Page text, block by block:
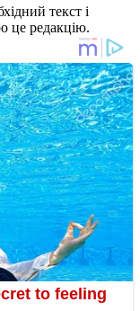
текст і
це редакцію.